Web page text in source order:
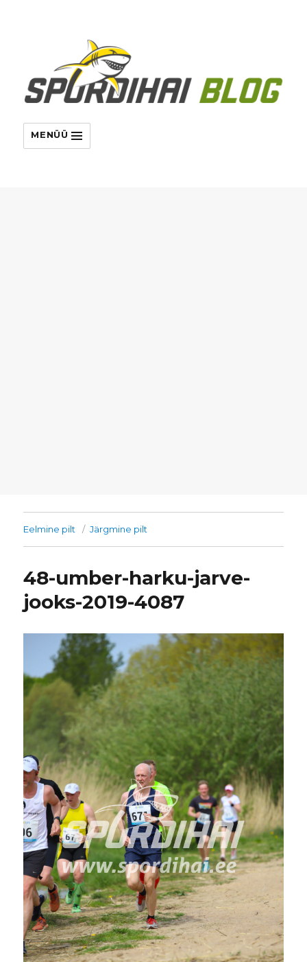
MENÜÜ
Eelmine pilt Järgmine pilt
48-umber-harku-jarve-
jooks-2019-4087